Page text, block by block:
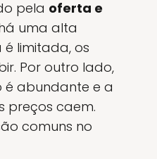
pela oferta e
uma alta
limitada, os
Por outro lado,
abundante e a
preços caem.
comuns no